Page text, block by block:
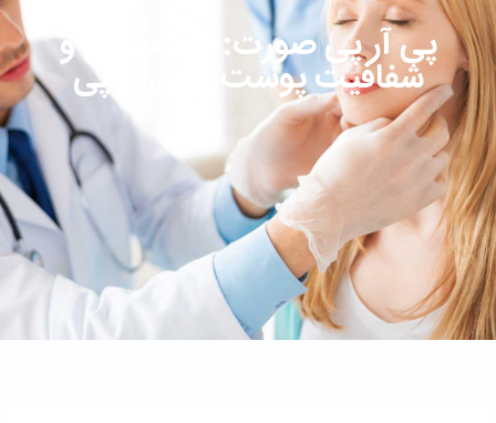
پی آر پی صورت: جوانسازی و
شفافیت پوست با پی آر پی